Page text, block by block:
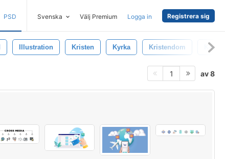
PSD Svenska Välj Premium Logga in Registrera sig
Illustration Kristen Kyrka Kristendom Korsa
1 av 8